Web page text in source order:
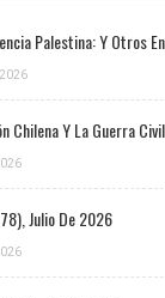
Palestina: Y Otros
Chilena Y La Guerra
Julio De 2026